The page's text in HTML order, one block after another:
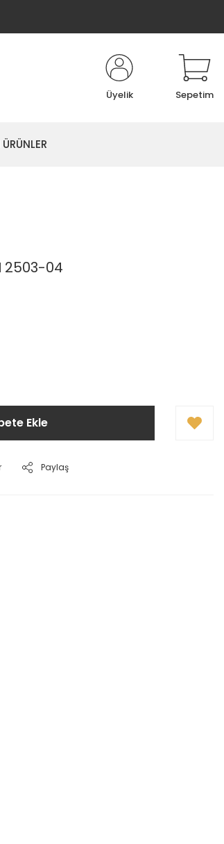
Üyelik Sepetim
2503-04
Ekle
Paylaş